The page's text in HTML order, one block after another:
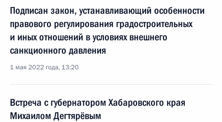
Подписан закон, устанавливающий особенности
правового регулирования градостроительных
и иных отношений в условиях внешнего
санкционного давления
1 мая 2022 года, 13:20
Встреча с губернатором Хабаровского края
Михаилом Дегтярёвым